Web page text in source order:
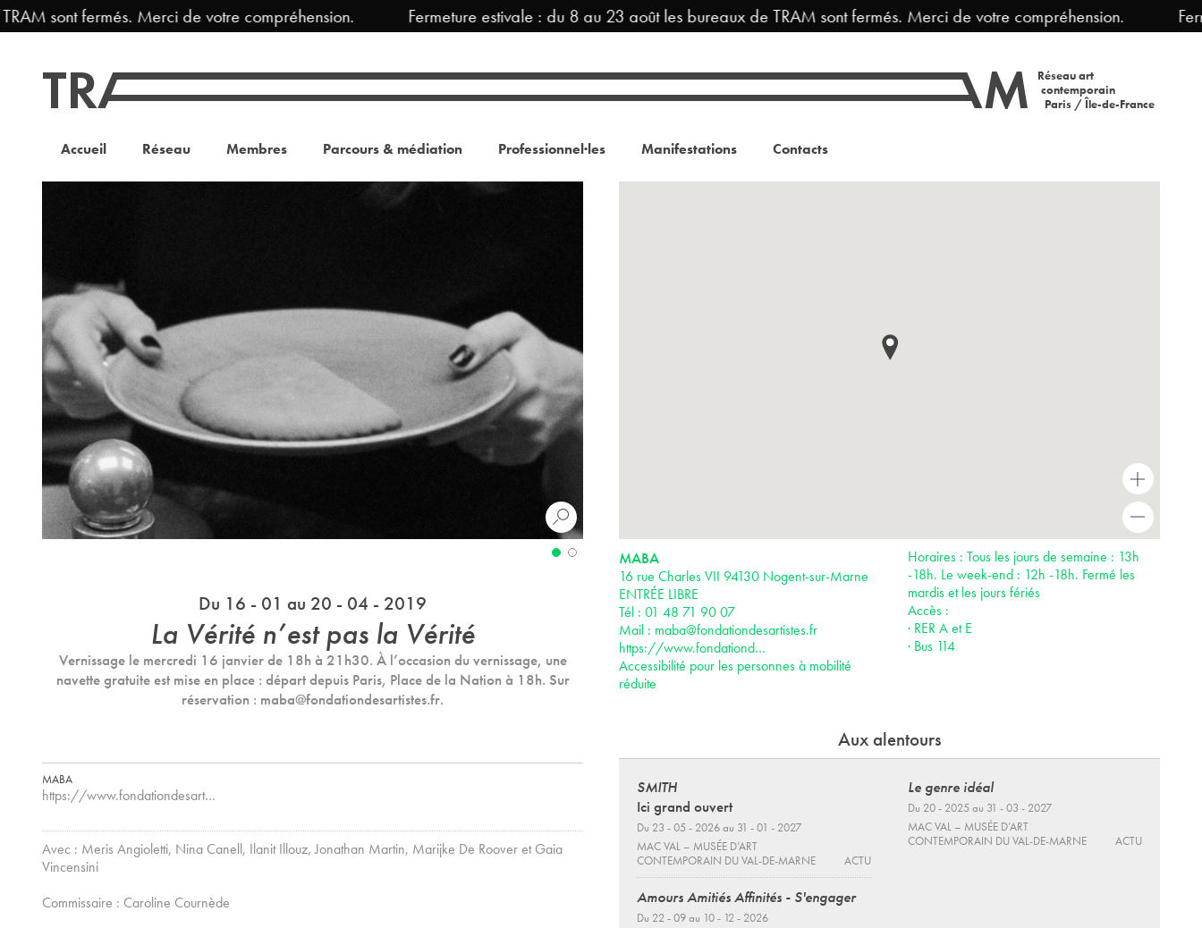
sont fermés. Merci de votre compréhension. Fermeture estivale : du 8 au 23 août les bureaux de TRAM sont fermés. Merci de votre compréhension.
Réseau art
contemporain
Paris / Île-de-France
Accueil Réseau Membres Parcours & médiation Professionnel·les Manifestations Contacts
Du 16 - 01 au 20 - 04 - 2019
La Vérité n’est pas la Vérité
Vernissage le mercredi 16 janvier de 18h à 21h30. À l’occasion du vernissage, une
navette gratuite est mise en place : départ depuis Paris, Place de la Nation à 18h. Sur
réservation : maba@fondationdesartistes.fr.
MABA
https://www.fondationdesart…
Avec : Meris Angioletti, Nina Canell, Ilanit Illouz, Jonathan Martin, Marijke De Roover et Gaia
Vincensini
Commissaire : Caroline Cournède
+
MABA
16 rue Charles VII 94130 Nogent-sur-Marne
ENTRÉE LIBRE
Tél : 01 48 71 90 07
Mail : maba@fondationdesartistes.fr
https://www.fondationd…
Accessibilité pour les personnes à mobilité
réduite
Horaires : Tous les jours de semaine : 13h
-18h. Le week-end : 12h -18h. Fermé les
mardis et les jours fériés
Accès :
· RER A et E
· Bus 114
Aux alentours
SMITH
Ici grand ouvert
Du 23 - 05 - 2026 au 31 - 01 - 2027
MAC VAL – MUSÉE D’ART
CONTEMPORAIN DU VAL-DE-MARNE
ACTU
Amours Amitiés Affinités - S'engager
Du 22 - 09 au 10 - 12 - 2026
Le genre idéal
Du 20 - 2025 au 31 - 03 - 2027
MAC VAL – MUSÉE D’ART
CONTEMPORAIN DU VAL-DE-MARNE
ACTU